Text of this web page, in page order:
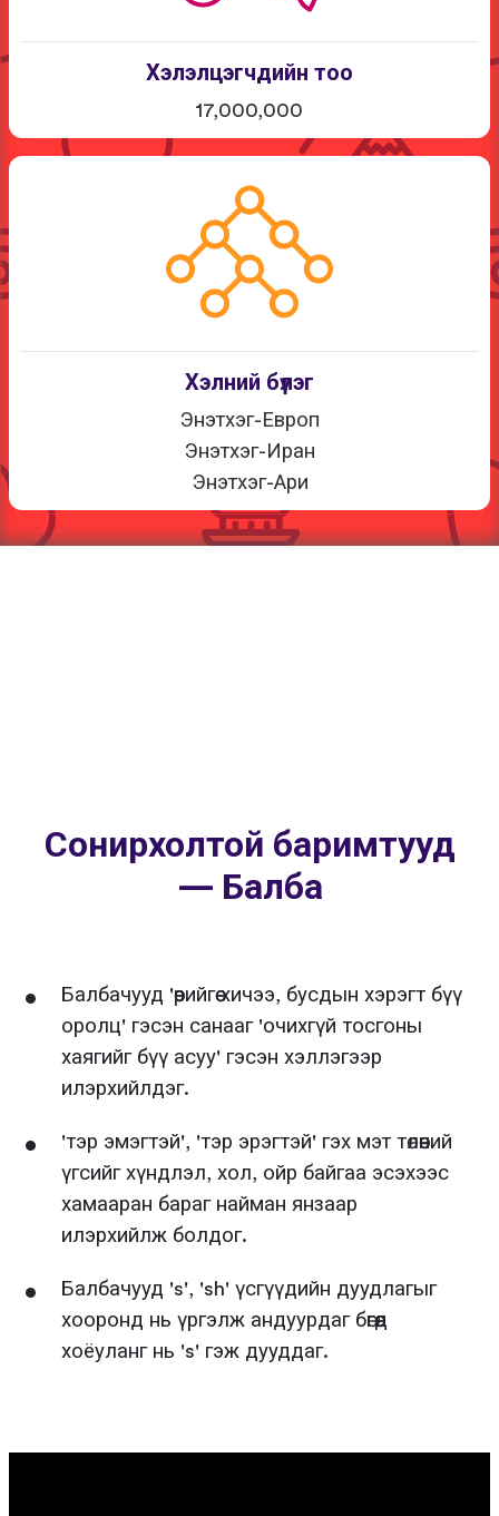
Хэлэлцэгчдийн тоо
17,000,000
Хэлний бүлэг
Энэтхэг-Европ
Энэтхэг-Иран
Энэтхэг-Ари
Сонирхолтой баримтууд
— Балба
Балбачууд 'өөрийгөө хичээ, бусдын хэрэгт бүү
оролц' гэсэн санааг 'очихгүй тосгоны
хаягийг бүү асуу' гэсэн хэллэгээр
илэрхийлдэг.
'тэр эмэгтэй', 'тэр эрэгтэй' гэх мэт төлөөний
үгсийг хүндлэл, хол, ойр байгаа эсэхээс
хамааран бараг найман янзаар
илэрхийлж болдог.
Балбачууд 's', 'sh' үсгүүдийн дуудлагыг
хооронд нь үргэлж андуурдаг бөгөөд
хоёуланг нь 's' гэж дууддаг.